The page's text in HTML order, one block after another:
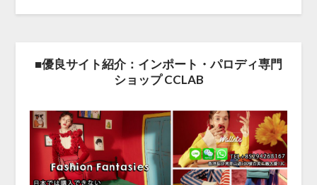
■優良サイト紹介：インポート・パロディ専門
ショップ CCLAB